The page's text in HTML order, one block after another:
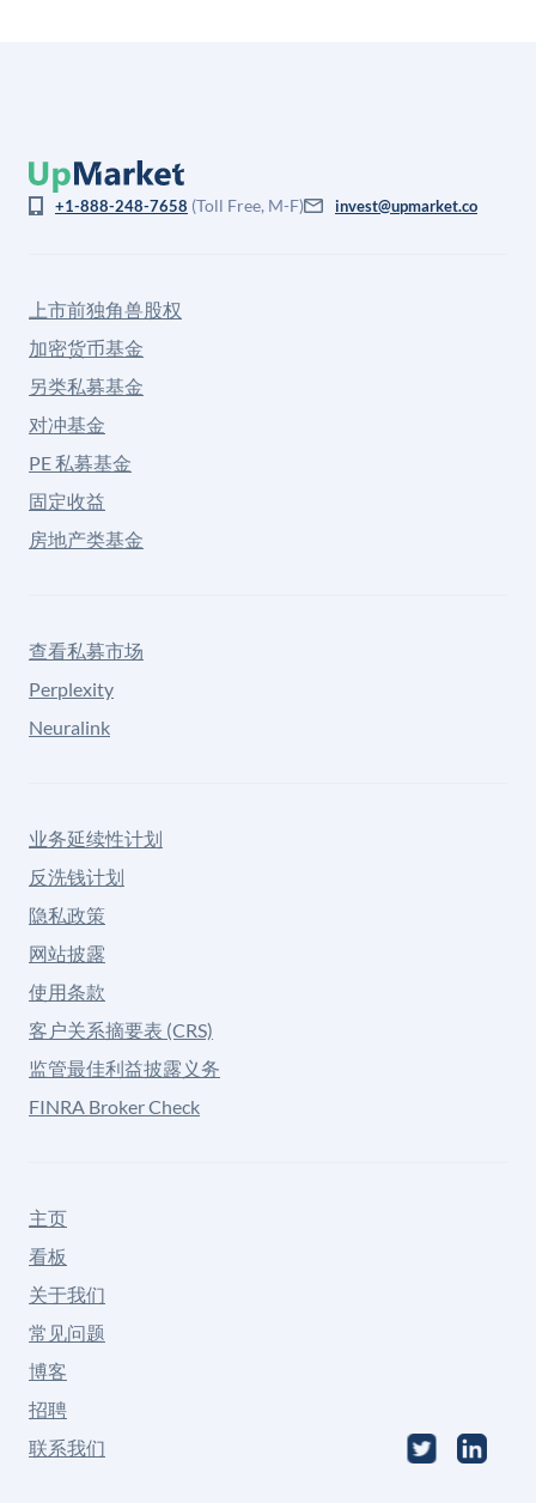
+1-888-248-7658 (Toll Free, M-F) invest@upmarket.co
上市前独角兽股权
加密货币基金
另类私募基金
对冲基金
PE 私募基金
固定收益
房地产类基金
查看私募市场
Perplexity
Neuralink
业务延续性计划
反洗钱计划
隐私政策
网站披露
使用条款
客户关系摘要表 (CRS)
监管最佳利益披露义务
FINRA Broker Check
主页
看板
关于我们
常见问题
博客
招聘
联系我们